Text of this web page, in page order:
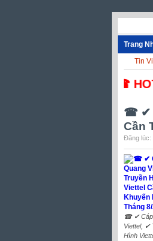
Trang
Tin
☎
☎ ✔‎
Cần
Đăng lúc:
☎ ✔‎ Cáp
Viettel, ✔‎
Hình